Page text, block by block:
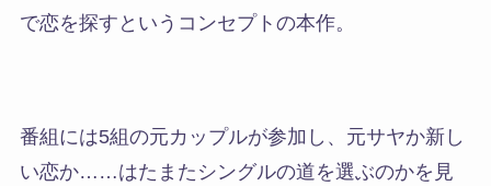
で恋を探すというコンセプトの本作。
番組には5組の元カップルが参加し、元サヤか新し
い恋か……はたまたシングルの道を選ぶのかを見